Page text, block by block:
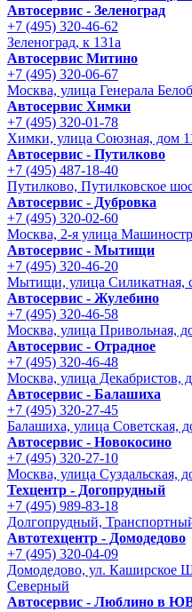
Автосервис - Зеленоград
+7 (495) 320-46-62
Зеленоград, к 131а
Автосервис Митино
+7 (495) 320-06-67
Москва, улица Генерала
Автосервис Химки
+7 (495) 320-01-78
Химки, улица Союзная, дом
Автосервис - Путилково
+7 (495) 487-18-40
Путилково, Путилковское
Автосервис - Дубровка
+7 (495) 320-02-60
Москва, 2-я улица
Автосервис - Мытищи
+7 (495) 320-46-20
Мытищи, улица Силикатная,
Автосервис - Жулебино
+7 (495) 320-46-58
Москва, улица Привольная,
Автосервис - Отрадное
+7 (495) 320-46-48
Москва, улица Декабристов,
Автосервис - Балашиха
+7 (495) 320-27-45
Балашиха, улица Советская,
Автосервис - Новокосино
+7 (495) 320-27-10
Москва, улица Суздальская,
Техцентр - Догопрудный
+7 (495) 989-83-18
Долгопрудный,
Автотехцентр - Домодедово
+7 (495) 320-04-09
Домодедово, ул. Каширское
Северный
Автосервис - Люблино в